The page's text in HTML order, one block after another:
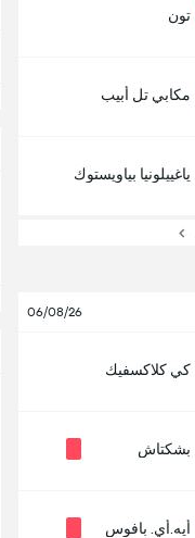
تون
مكابي تل أبيب
ياغييلونيا بياويستوك
06/08/26
كي كلاكسفيك
بشكتاش
أيه.أي. بافوس